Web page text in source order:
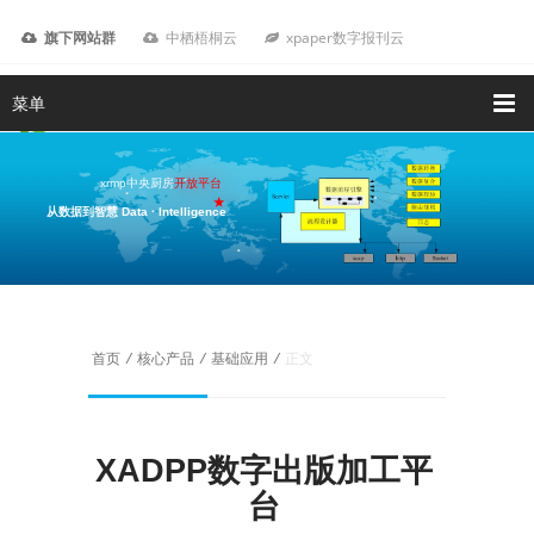
旗下网站群 中栖梧桐云 xpaper数字报刊云
菜单
xrmp中央厨房开放平台
从数据到智慧 Data · Intelligence
首页 / 核心产品 / 基础应用 / 正文
XADPP数字出版加工平
台